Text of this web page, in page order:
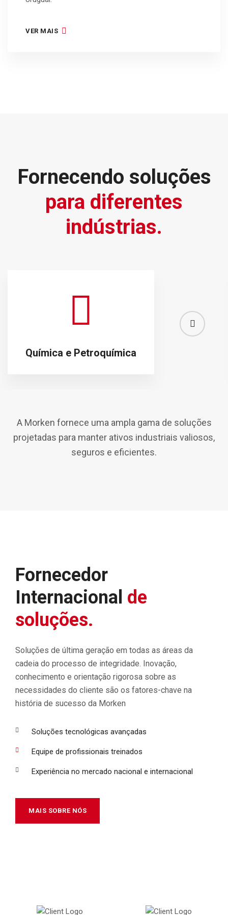
VER MAIS
Fornecendo soluções
para diferentes
indústrias.
Química e Petroquímica
A Morken fornece uma ampla gama de soluções
projetadas para manter ativos industriais valiosos,
seguros e eficientes.
Fornecedor
Internacional de
soluções.
Soluções de última geração em todas as áreas da
cadeia do processo de integridade. Inovação,
conhecimento e orientação rigorosa sobre as
necessidades do cliente são os fatores-chave na
história de sucesso da Morken
Soluções tecnológicas avançadas
Equipe de profissionais treinados
Experiência no mercado nacional e internacional
MAIS SOBRE NÓS